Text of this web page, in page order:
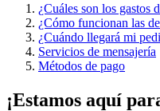
¿Cuáles son los gastos
¿Cómo funcionan las
¿Cuándo llegará mi
Servicios de mensajería
Métodos de pago
¡Estamos aquí